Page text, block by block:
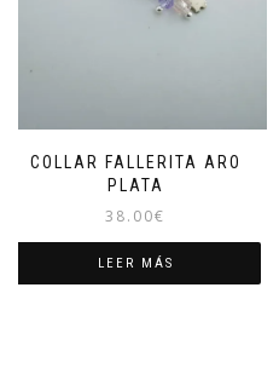
COLLAR FALLERITA ARO
PLATA
38.00€
LEER MÁS